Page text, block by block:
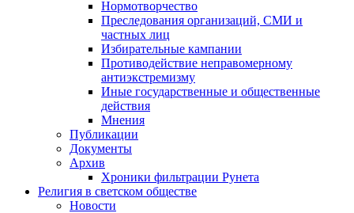
Нормотворчество
Преследования организаций, СМИ и
частных лиц
Избирательные кампании
Противодействие неправомерному
антиэкстремизму
Иные государственные и общественные
действия
Мнения
Публикации
Документы
Архив
Хроники фильтрации Рунета
Религия в светском обществе
Новости